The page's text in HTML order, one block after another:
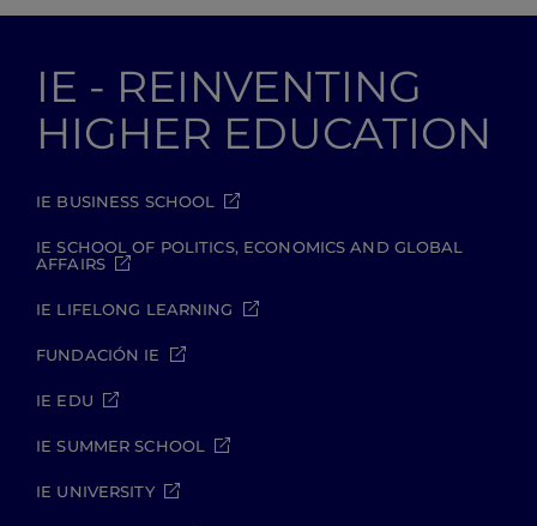
IE - REINVENTING
HIGHER EDUCATION
IE BUSINESS SCHOOL
IE SCHOOL OF POLITICS, ECONOMICS AND GLOBAL
AFFAIRS
IE LIFELONG LEARNING
FUNDACIÓN IE
IE EDU
IE SUMMER SCHOOL
IE UNIVERSITY